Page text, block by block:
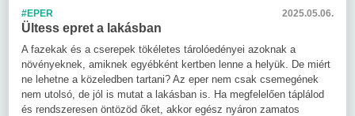
#EPER 2025.05.06.
Ültess epret a lakásban
A fazekak és a cserepek tökéletes tárolóedényei azoknak a
növényeknek, amiknek egyébként kertben lenne a helyük. De miért
ne lehetne a közeledben tartani? Az eper nem csak csemegének
nem utolsó, de jól is mutat a lakásban is. Ha megfelelően táplálod
és rendszeresen öntözöd őket, akkor egész nyáron zamatos